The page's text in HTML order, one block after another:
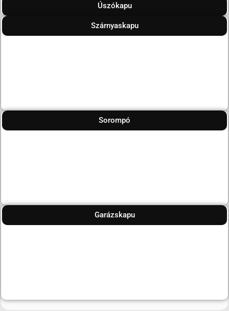
Úszókapu
Szárnyaskapu
Sorompó
Garázskapu